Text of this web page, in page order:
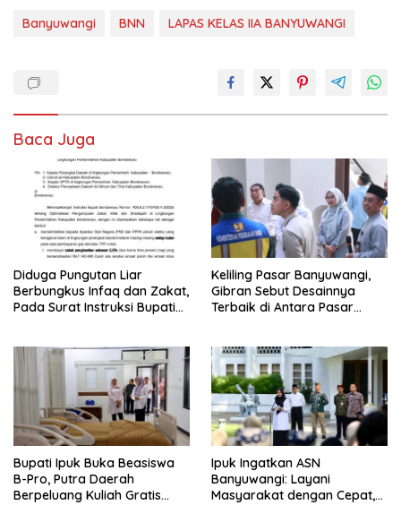
Banyuwangi BNN LAPAS KELAS IIA BANYUWANGI
Baca Juga
Diduga Pungutan Liar
Berbungkus Infaq dan Zakat,
Pada Surat Instruksi Bupati
Keliling Pasar Banyuwangi,
Gibran Sebut Desainnya
Terbaik di Antara Pasar
Bupati Ipuk Buka Beasiswa
B-Pro, Putra Daerah
Berpeluang Kuliah Gratis
Ipuk Ingatkan ASN
Banyuwangi: Layani
Masyarakat dengan Cepat,